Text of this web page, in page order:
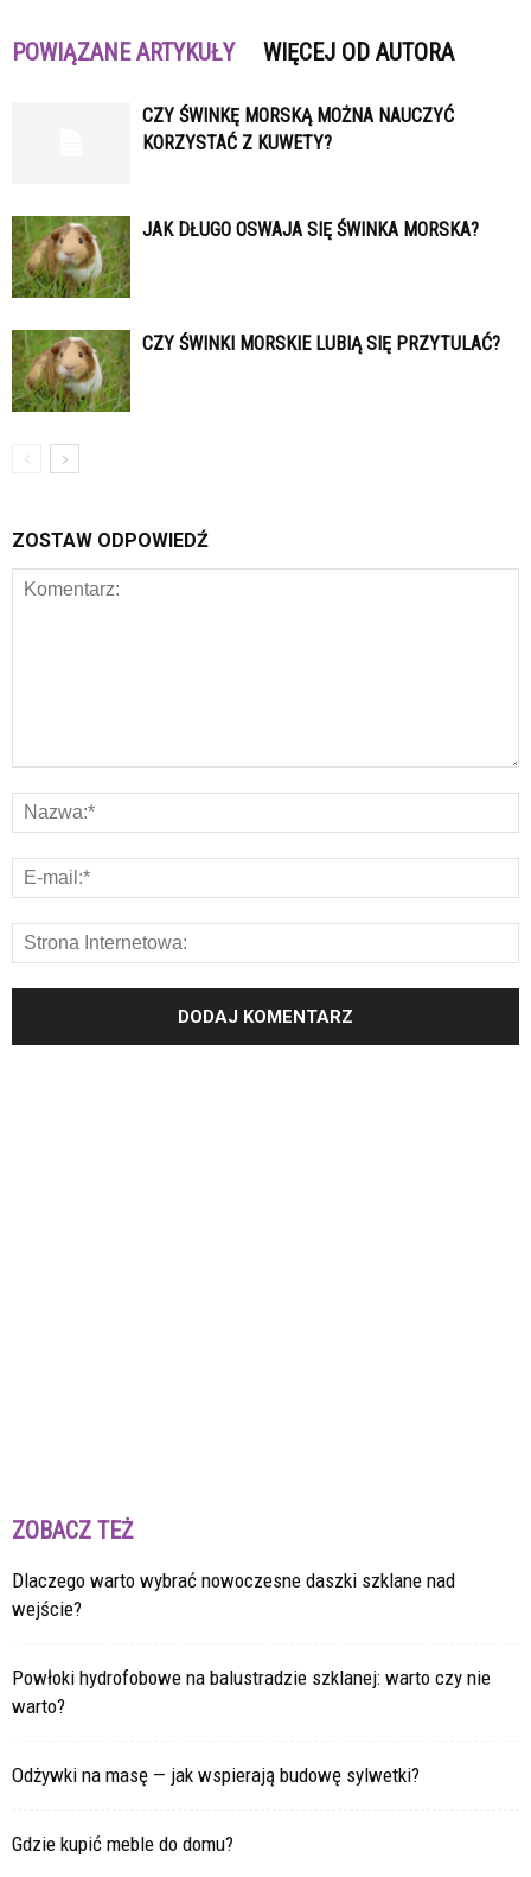
POWIĄZANE ARTYKUŁY WIĘCEJ OD AUTORA
CZY ŚWINKĘ MORSKĄ MOŻNA NAUCZYĆ
KORZYSTAĆ Z KUWETY?
JAK DŁUGO OSWAJA SIĘ ŚWINKA MORSKA?
CZY ŚWINKI MORSKIE LUBIĄ SIĘ PRZYTULAĆ?
ZOSTAW ODPOWIEDŹ
ZOBACZ TEŻ
Dlaczego warto wybrać nowoczesne daszki szklane nad
wejście?
Powłoki hydrofobowe na balustradzie szklanej: warto czy nie
warto?
Odżywki na masę — jak wspierają budowę sylwetki?
Gdzie kupić meble do domu?